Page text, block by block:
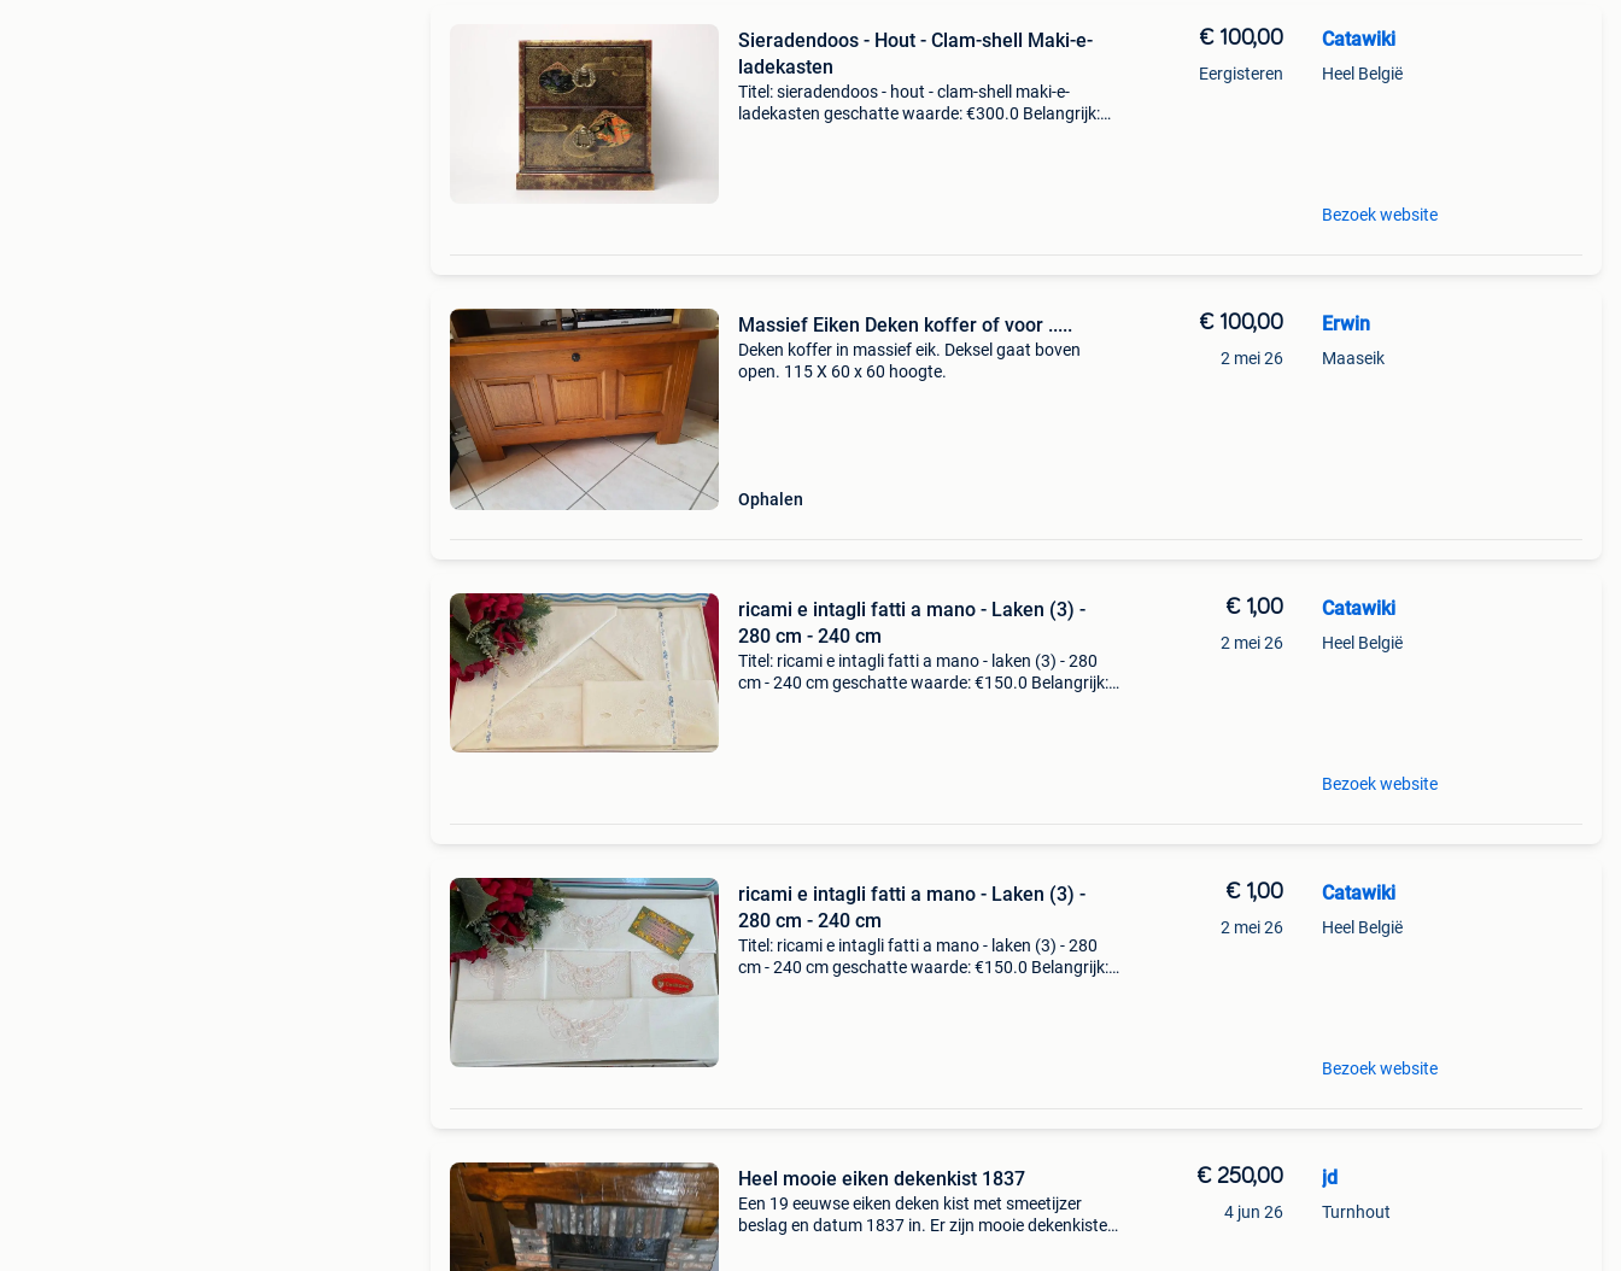
Sieradendoos - Hout - Clam-shell Maki-e-
ladekasten
Titel: sieradendoos - hout - clam-shell maki-e-
ladekasten geschatte waarde: €300.0 Belangrijk:
€ 100,00
Eergisteren
Catawiki
Heel België
Bezoek website
Massief Eiken Deken koffer of voor .....
Deken koffer in massief eik. Deksel gaat boven
open. 115 X 60 x 60 hoogte.
Ophalen
€ 100,00
2 mei 26
Erwin
Maaseik
ricami e intagli fatti a mano - Laken (3) -
280 cm - 240 cm
Titel: ricami e intagli fatti a mano - laken (3) - 280
cm - 240 cm geschatte waarde: €150.0 Belangrijk:
€ 1,00
2 mei 26
Catawiki
Heel België
Bezoek website
ricami e intagli fatti a mano - Laken (3) -
280 cm - 240 cm
Titel: ricami e intagli fatti a mano - laken (3) - 280
cm - 240 cm geschatte waarde: €150.0 Belangrijk:
€ 1,00
2 mei 26
Catawiki
Heel België
Bezoek website
Heel mooie eiken dekenkist 1837
Een 19 eeuwse eiken deken kist met smeetijzer
beslag en datum 1837 in. Er zijn mooie dekenkisten
€ 250,00
4 jun 26
jd
Turnhout